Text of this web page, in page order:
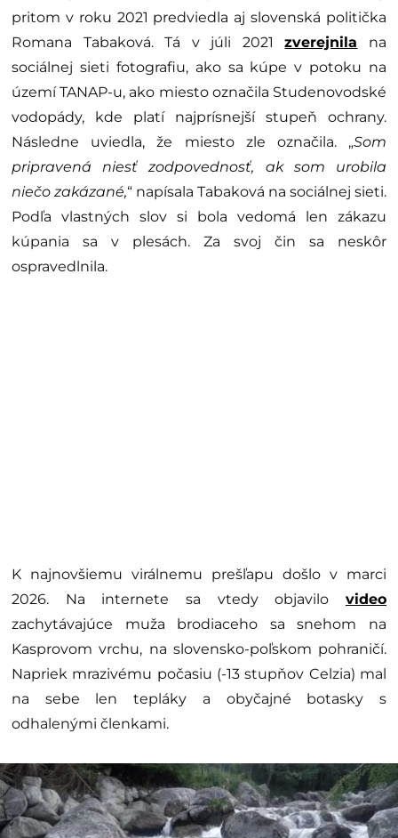
pritom v roku 2021 predviedla aj slovenská politička
Romana Tabaková. Tá v júli 2021zverejnila na
sociálnej sieti fotografiu, ako sa kúpe v potoku na
území TANAP-u, ako miesto označila Studenovodské
vodopády, kde platí najprísnejší stupeň ochrany.
Následne uviedla, že miesto zle označila. „Som
pripravená niesť zodpovednosť, ak som urobila
niečo zakázané,“ napísala Tabaková na sociálnej sieti.
Podľa vlastných slov si bola vedomá len zákazu
kúpania sa v plesách. Za svoj čin sa neskôr
ospravedlnila.
K najnovšiemu virálnemu prešľapu došlo v marci
2026. Na internete sa vtedy objavilo video
zachytávajúce muža brodiaceho sa snehom na
Kasprovom vrchu, na slovensko-poľskom pohraničí.
Napriek mrazivému počasiu (-13 stupňov Celzia) mal
na sebe len tepláky a obyčajné botasky s
odhalenými členkami.